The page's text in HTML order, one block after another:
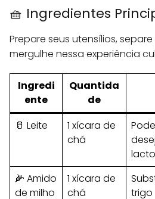
🧺 Ingredientes
Prepare seus utensílios,
mergulhe nessa experiência
Ingredi
ente
Quantida
de
🥛 Leite
1 xícara de
chá
🌽 Amido
de milho
1 xícara de
chá
trigo